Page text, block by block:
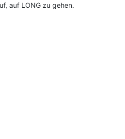
auf LONG zu gehen.